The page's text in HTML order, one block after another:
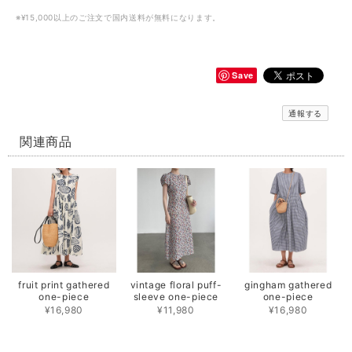
※¥15,000以上のご注文で国内送料が無料になります。
Save
通報する
関連商品
fruit print gathered
one-piece
¥16,980
vintage floral puff-
sleeve one-piece
¥11,980
gingham gathered
one-piece
¥16,980